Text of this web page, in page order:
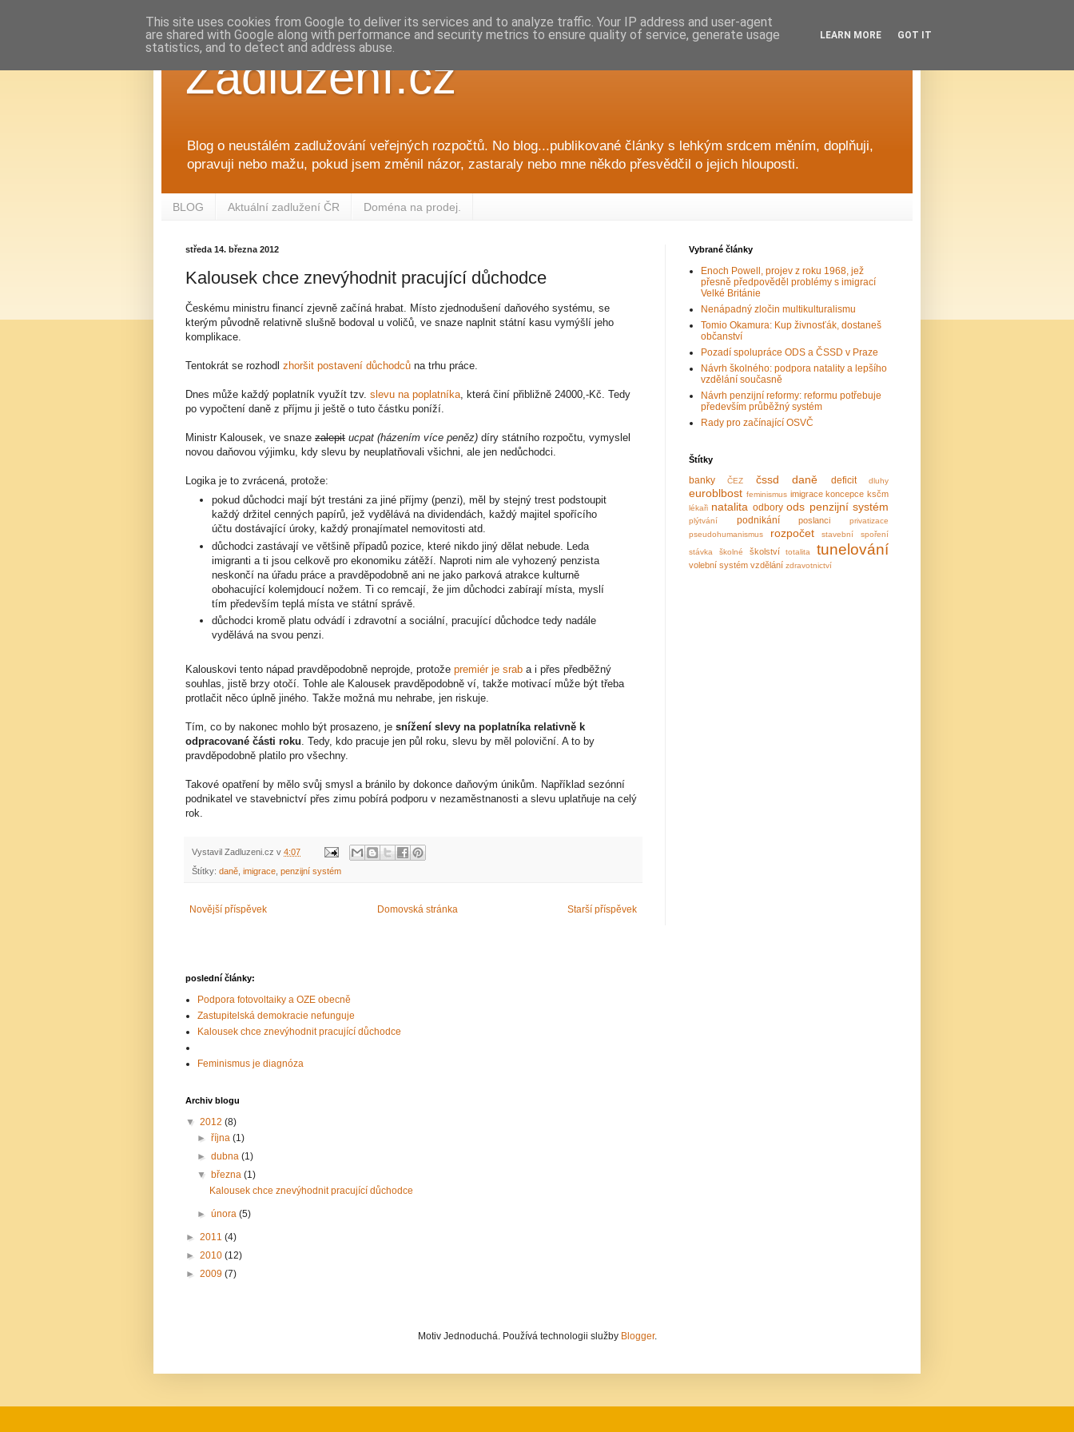
Zadlužení.cz
Blog o neustálém zadlužování veřejných rozpočtů. No blog...publikované články s lehkým srdcem měním, doplňuji,
opravuji nebo mažu, pokud jsem změnil názor, zastaraly nebo mne někdo přesvědčil o jejich hlouposti.
BLOG Aktuální zadlužení ČR Doména na prodej.
středa 14. března 2012
Kalousek chce znevýhodnit pracující důchodce
Českému ministru financí zjevně začíná hrabat. Místo zjednodušení daňového systému, se
kterým původně relativně slušně bodoval u voličů, ve snaze naplnit státní kasu vymýšlí jeho
komplikace.
Tentokrát se rozhodl zhoršit postavení důchodců na trhu práce.
Dnes může každý poplatník využít tzv. slevu na poplatníka , která činí přibližně 24000,-Kč. Tedy
po vypočtení daně z příjmu ji ještě o tuto částku poníží.
Ministr Kalousek, ve snaze zalepit ucpat (házením více peněz) díry státního rozpočtu, vymyslel
novou daňovou výjimku, kdy slevu by neuplatňovali všichni, ale jen nedůchodci.
Logika je to zvrácená, protože:
pokud důchodci mají být trestáni za jiné příjmy (penzi), měl by stejný trest podstoupit
každý držitel cenných papírů, jež vydělává na dividendách, každý majitel spořícího
účtu dostávající úroky, každý pronajímatel nemovitosti atd.
důchodci zastávají ve většině případů pozice, které nikdo jiný dělat nebude. Leda
imigranti a ti jsou celkově pro ekonomiku zátěží. Naproti nim ale vyhozený penzista
neskončí na úřadu práce a pravděpodobně ani ne jako parková atrakce kulturně
obohacující kolemjdoucí nožem. Ti co remcají, že jim důchodci zabírají místa, myslí
tím především teplá místa ve státní správě.
důchodci kromě platu odvádí i zdravotní a sociální, pracující důchodce tedy nadále
vydělává na svou penzi.
Kalouskovi tento nápad pravděpodobně neprojde, protože premiér je srab a i přes předběžný
souhlas, jistě brzy otočí. Tohle ale Kalousek pravděpodobně ví, takže motivací může být třeba
protlačit něco úplně jiného. Takže možná mu nehrabe, jen riskuje.
Tím, co by nakonec mohlo být prosazeno, je snížení slevy na poplatníka relativně k
odpracované části roku . Tedy, kdo pracuje jen půl roku, slevu by měl poloviční. A to by
pravděpodobně platilo pro všechny.
Takové opatření by mělo svůj smysl a bránilo by dokonce daňovým únikům. Například sezónní
podnikatel ve stavebnictví přes zimu pobírá podporu v nezaměstnanosti a slevu uplatňuje na celý
rok.
Vystavil Zadluzeni.cz v 4:07
Štítky: daně imigrace penzijní systém
Novější příspěvek Starší příspěvek
Domovská stránka
Vybrané články
Enoch Powell, projev z roku 1968, jež
přesně předpověděl problémy s imigrací
Velké Británie
Nenápadný zločin multikulturalismu
Tomio Okamura: Kup živnosťák, dostaneš
občanství
Pozadí spolupráce ODS a ČSSD v Praze
Návrh školného: podpora natality a lepšího
vzdělání současně
Návrh penzijní reformy: reformu potřebuje
především průběžný systém
Rady pro začínající OSVČ
Štítky
banky ČEZ čssd daně deficit dluhy
euroblbost feminismus imigrace koncepce ksčm
lékaři natalita odbory ods penzijní systém
plýtvání podnikání poslanci
privatizace
pseudohumanismus
rozpočet
stavební spoření
stávka
školné školství totalita tunelování
volební systém vzdělání zdravotnictví
poslední články:
Podpora fotovoltaiky a OZE obecně
Zastupitelská demokracie nefunguje
Kalousek chce znevýhodnit pracující důchodce
Feminismus je diagnóza
Archiv blogu
▼ 2012 (8)
►října(1)
►dubna(1)
▼ března(1)
Kalousek chce znevýhodnit pracující důchodce
►února(5)
► 2011 (4)
► 2010 (12)
► 2009 (7)
Motiv Jednoduchá. Používá technologii služby Blogger.
This site uses cookies from Google to deliver its services and to analyze traffic. Your IP address and user-agent
are shared with Google along with performance and security metrics to ensure quality of service, generate usage
statistics, and to detect and address abuse.
LEARN MORE GOT IT